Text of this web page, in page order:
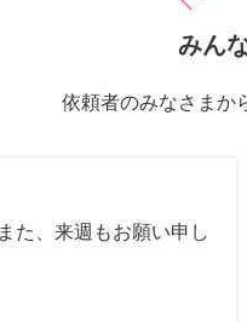
みん
依頼者のみなさまか
た、来週もお願い申し